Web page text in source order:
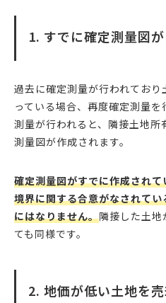
1. すでに確定測量図
過去に確定測量が行われてお
っている場合、再度確定測量
測量が行われると、隣接土地
測量図が作成されます。
確定測量図がすでに作成され
境界に関する合意がなされて
にはなりません。隣接した土地
ても同様です。
2. 地価が低い土地を